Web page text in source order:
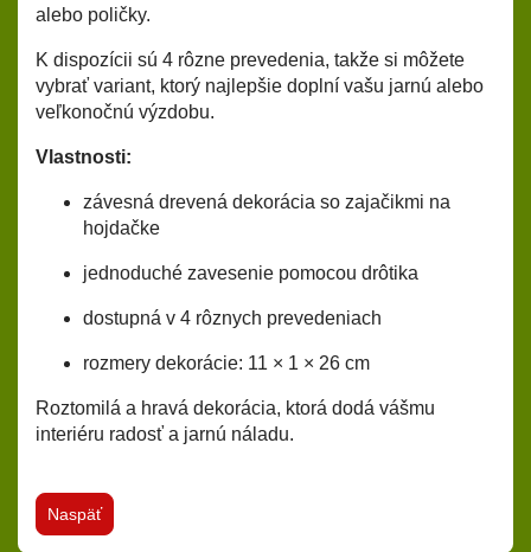
alebo poličky.
K dispozícii sú 4 rôzne prevedenia, takže si môžete
vybrať variant, ktorý najlepšie doplní vašu jarnú alebo
veľkonočnú výzdobu.
Vlastnosti:
závesná drevená dekorácia so zajačikmi na
hojdačke
jednoduché zavesenie pomocou drôtika
dostupná v 4 rôznych prevedeniach
rozmery dekorácie: 11 × 1 × 26 cm
Roztomilá a hravá dekorácia, ktorá dodá vášmu
interiéru radosť a jarnú náladu.
Naspäť